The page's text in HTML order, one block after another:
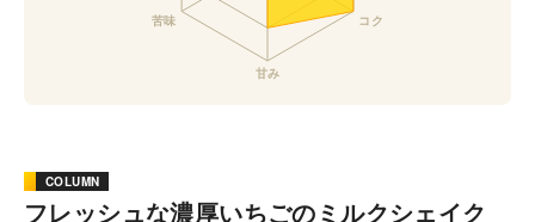
COLUMN
フレッシュな濃厚いちごのミルクシェイク